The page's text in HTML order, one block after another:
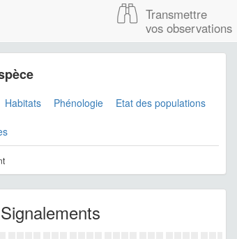
Transmettre
vos observations
Habitats Phénologie Etat des populations
Signalements